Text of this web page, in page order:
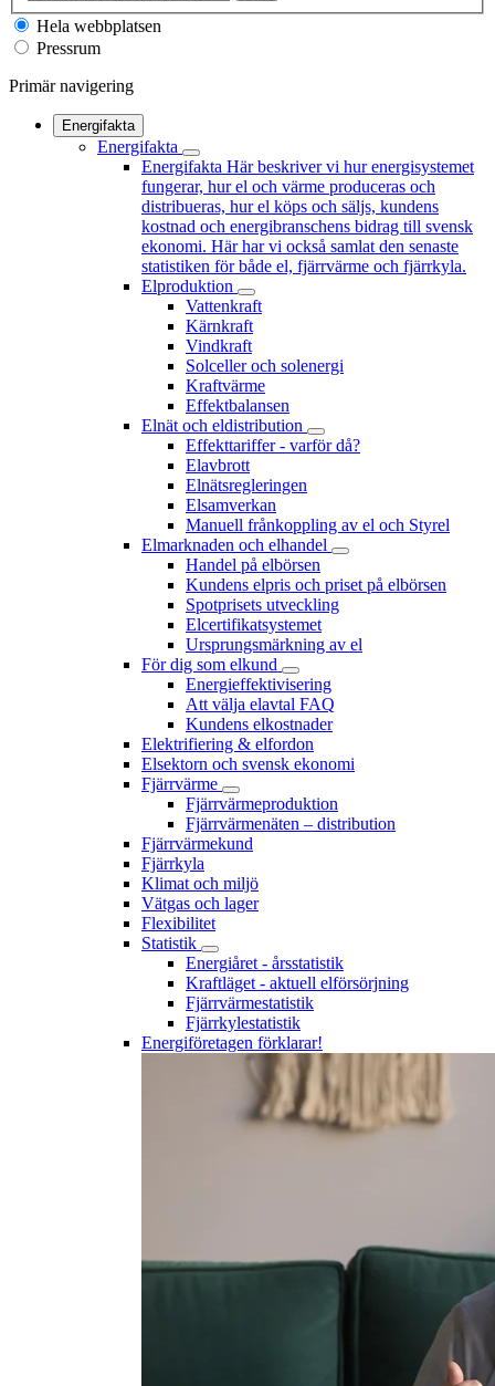
Hela webbplatsen
Pressrum
Primär navigering
Energifakta
Energifakta
Energifakta Här beskriver vi hur energisystemet
fungerar, hur el och värme produceras och
distribueras, hur el köps och säljs, kundens
kostnad och energibranschens bidrag till svensk
ekonomi. Här har vi också samlat den senaste
statistiken för både el, fjärrvärme och fjärrkyla.
Elproduktion
Vattenkraft
Kärnkraft
Vindkraft
Solceller och solenergi
Kraftvärme
Effektbalansen
Elnät och eldistribution
Effekttariffer - varför då?
Elavbrott
Elnätsregleringen
Elsamverkan
Manuell frånkoppling av el och Styrel
Elmarknaden och elhandel
Handel på elbörsen
Kundens elpris och priset på elbörsen
Spotprisets utveckling
Elcertifikatsystemet
Ursprungsmärkning av el
För dig som elkund
Energieffektivisering
Att välja elavtal FAQ
Kundens elkostnader
Elektrifiering & elfordon
Elsektorn och svensk ekonomi
Fjärrvärme
Fjärrvärmeproduktion
Fjärrvärmenäten – distribution
Fjärrvärmekund
Fjärrkyla
Klimat och miljö
Vätgas och lager
Flexibilitet
Statistik
Energiåret - årsstatistik
Kraftläget - aktuell elförsörjning
Fjärrvärmestatistik
Fjärrkylestatistik
Energiföretagen förklarar!